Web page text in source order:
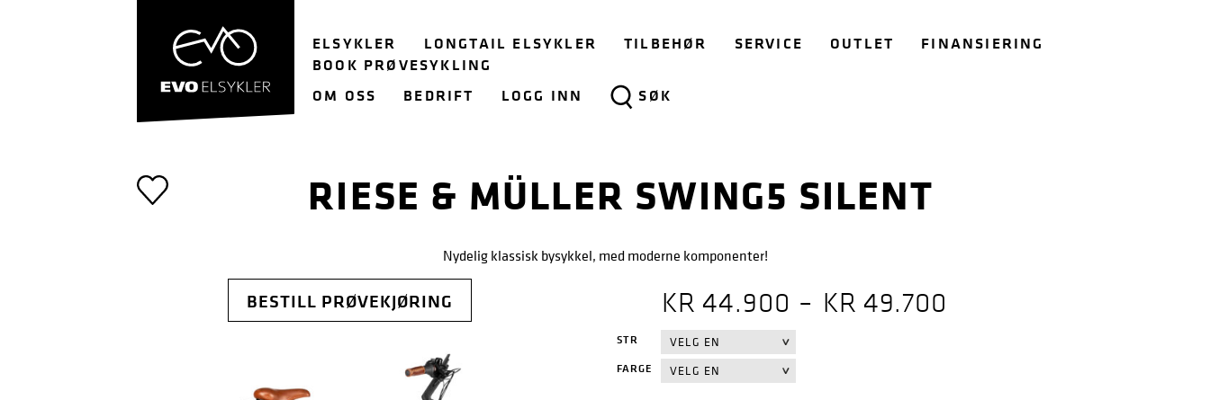
ELSYKLER LONGTAIL ELSYKLER TILBEHØR SERVICE OUTLET
FINANSIERING
BOOK PRØVESYKLING
OM OSS
BEDRIFT LOGG INN SØK
RIESE & MÜLLER SWING5 SILENT
Nydelig klassisk bysykkel, med moderne komponenter!
BESTILL PRØVEKJØRING KR 44.900 – KR 49.700
STR
FARGE